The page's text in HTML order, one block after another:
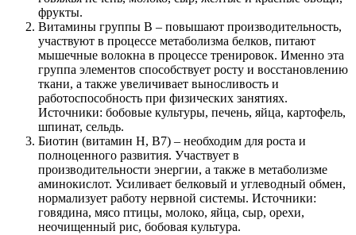
фрукты.
Витамины группы В – повышают производительность,
участвуют в процессе метаболизма белков, питают
мышечные волокна в процессе тренировок. Именно эта
группа элементов способствует росту и восстановлению
ткани, а также увеличивает выносливость и
работоспособность при физических занятиях.
Источники: бобовые культуры, печень, яйца, картофель,
шпинат, сельдь.
Биотин (витамин Н, В7) – необходим для роста и
полноценного развития. Участвует в
производительности энергии, а также в метаболизме
аминокислот. Усиливает белковый и углеводный обмен,
нормализует работу нервной системы. Источники:
говядина, мясо птицы, молоко, яйца, сыр, орехи,
неочищенный рис, бобовая культура.